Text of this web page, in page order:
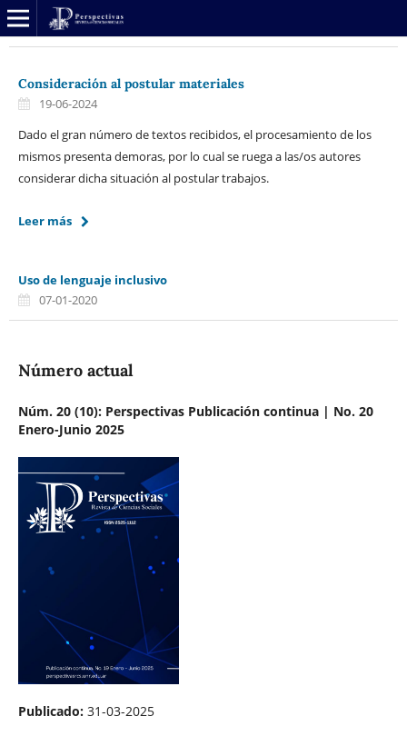
Consideración al postular materiales
19-06-2024
Dado el gran número de textos recibidos, el procesamiento de los
mismos presenta demoras, por lo cual se ruega a las/os autores
considerar dicha situación al postular trabajos.
Leer más
Uso de lenguaje inclusivo
07-01-2020
Número actual
Núm. 20 (10): Perspectivas Publicación continua | No. 20
Enero-Junio 2025
Publicado: 31-03-2025